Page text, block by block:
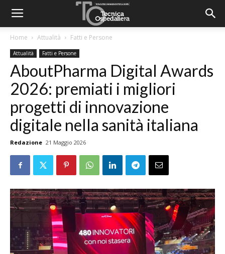
Home Attualità Fatti e Persone
Attualità Fatti e Persone
AboutPharma Digital Awards
2026: premiati i migliori
progetti di innovazione
digitale nella sanità italiana
Redazione 21 Maggio 2026